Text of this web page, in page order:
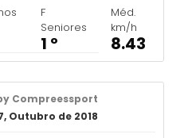
F
Seniores
1 º
Méd.
km/h
8.43
Compreessport
Outubro de 2018